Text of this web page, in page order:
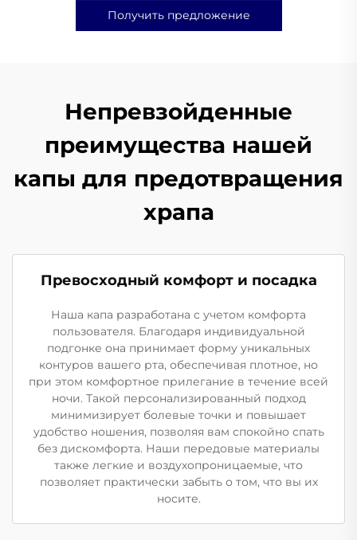
Получить предложение
Непревзойденные
преимущества нашей
капы для предотвращения
храпа
Превосходный комфорт и посадка
Наша капа разработана с учетом комфорта
пользователя. Благодаря индивидуальной
подгонке она принимает форму уникальных
контуров вашего рта, обеспечивая плотное, но
при этом комфортное прилегание в течение всей
ночи. Такой персонализированный подход
минимизирует болевые точки и повышает
удобство ношения, позволяя вам спокойно спать
без дискомфорта. Наши передовые материалы
также легкие и воздухопроницаемые, что
позволяет практически забыть о том, что вы их
носите.